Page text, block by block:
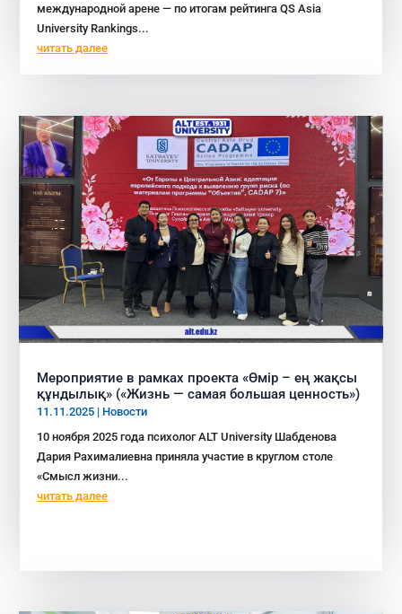
международной арене — по итогам рейтинга QS Asia
University Rankings...
читать далее
Мероприятие в рамках проекта «Өмір – ең жақсы
құндылық» («Жизнь — самая большая ценность»)
11.11.2025 | Новости
10 ноября 2025 года психолог ALT University Шабденова
Дария Рахималиевна приняла участие в круглом столе
«Смысл жизни...
читать далее